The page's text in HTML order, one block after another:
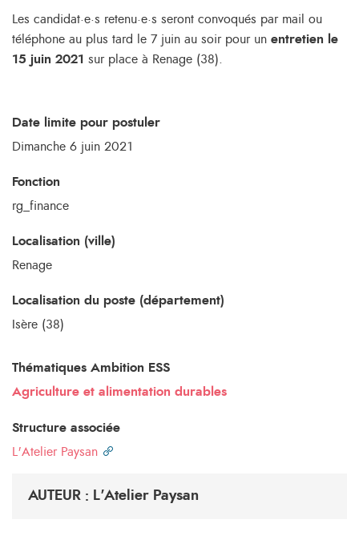
Les candidat·e·s retenu·e·s seront convoqués par mail ou
téléphone au plus tard le 7 juin au soir pour un entretien le
15 juin 2021 sur place à Renage (38).
Date limite pour postuler
Dimanche 6 juin 2021
Fonction
rg_finance
Localisation (ville)
Renage
Localisation du poste (département)
Isère (38)
Thématiques Ambition ESS
Agriculture et alimentation durables
Structure associée
L'Atelier Paysan
AUTEUR : L'Atelier Paysan